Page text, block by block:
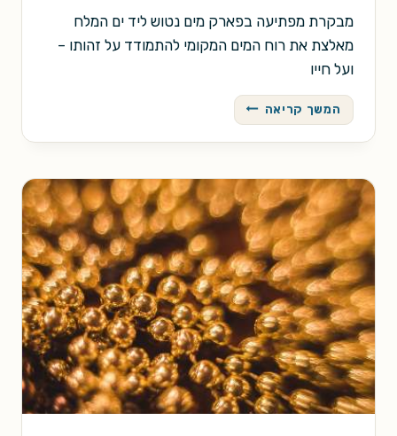
מבקרת מפתיעה בפארק מים נטוש ליד ים המלח
מאלצת את רוח המים המקומי להתמודד על זהותו –
ועל חייו
המשך קריאה רוח
ומים